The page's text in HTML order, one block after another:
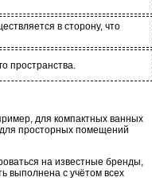
в сторону, что
пространства.
для компактных ванных
просторных помещений
на известные бренды,
выполнена с учётом всех